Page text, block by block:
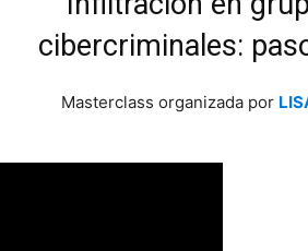
cibercriminales:
Masterclass organizada por